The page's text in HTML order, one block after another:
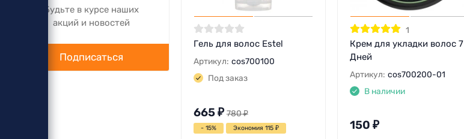
Будьте в курсе наших
акций и новостей
Подписаться
Гель для волос Estel
Артикул: cos700100
Под заказ
665₽ 780₽
- 15% Экономия 115 ₽
1
Крем для укладки волос 7
Дней
Артикул: cos700200-01
В наличии
150 ₽